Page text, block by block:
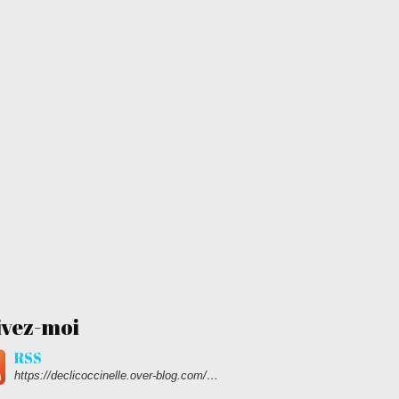
moi
RSS
https://declicoccinelle.over-blog.com/rss